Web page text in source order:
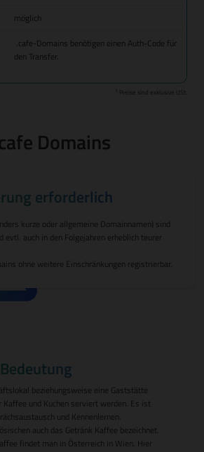
möglich
.cafe-Domains benötigen einen Auth-Code für
den Transfer.
Preise sind exklusive USt.
Domains
erforderlich
kurze oder allgemeine Domainnamen) sind
evtl. auch in den Folgejahren erheblich teurer
ohne weitere Einschränkungen registrierbar.
beziehungsweise eine Gaststätte
Kaffee und Kuchen serviert werden. Es ist
und Kennenlernen.
auch das Getränk Kaffee bezeichnet.
findet man in Österreich in Wien. Hier